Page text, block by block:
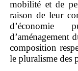
mobilité et de
raison de leur
d’aménagement
composition
le pluralisme des